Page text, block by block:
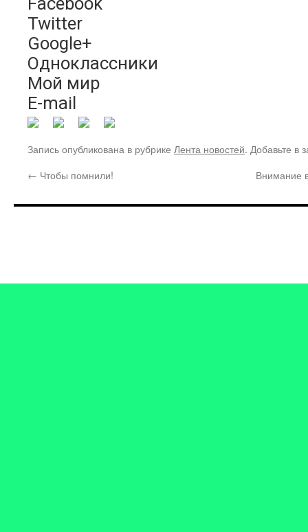
Twitter
Google+
Одноклассники
Мой мир
E-mail
Запись опубликована в рубрике Лента новостей. Добавьте в
← Чтобы помнили! Внимание